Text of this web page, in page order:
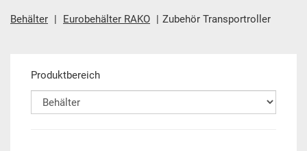
Behälter Eurobehälter RAKO Zubehör Transportroller
Hauptinhalt
Produktbereich